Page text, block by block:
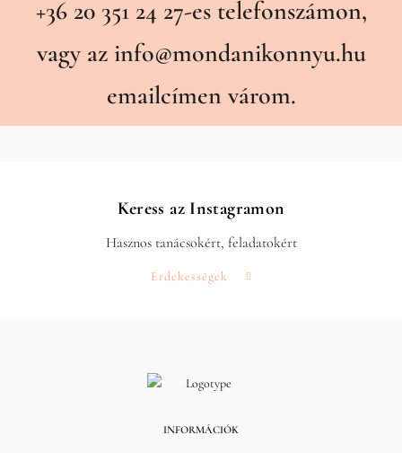
+36 20 351 24 27-es telefonszámon,
vagy az info@mondanikonnyu.hu
emailcímen várom.
Keress az Instagramon
Hasznos tanácsokért, feladatokért
Érdekességek
INFORMÁCIÓK